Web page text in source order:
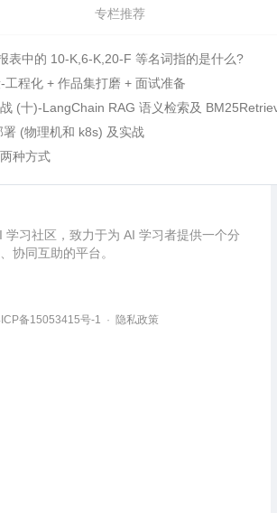
专栏推荐
表中的 10-K,6-K,20-F 等名词指的是什么?
工程化 + 作品集打磨 + 面试准备
(十)-LangChain RAG 语义检索及
(物理机和 k8s) 及实战
种方式
学习社区，致力于为 AI 学习者提供一个分
协同互助的平台。
备15053415号-1 · 隐私政策